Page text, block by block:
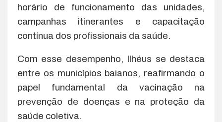
horário de funcionamento das unidades,
campanhas itinerantes e capacitação
contínua dos profissionais da saúde.
Com esse desempenho, Ilhéus se destaca
entre os municípios baianos, reafirmando o
papel fundamental da vacinação na
prevenção de doenças e na proteção da
saúde coletiva.